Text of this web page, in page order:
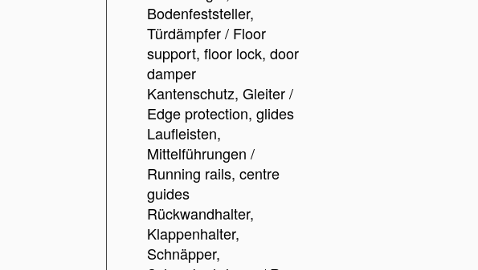
Bodenfeststeller,
Türdämpfer / Floor
support, floor lock, door
damper
Kantenschutz, Gleiter /
Edge protection, glides
Laufleisten,
Mittelführungen /
Running rails, centre
guides
Rückwandhalter,
Klappenhalter,
Schnäpper,